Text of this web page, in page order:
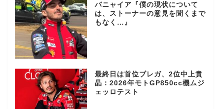
バニャイア『僕の現状について
は、ストーナーの意見を聞くまで
もなく…』
最終日は首位ブレガ、2位中上貴
晶：2026年モトGP850cc機ムジ
ェッロテスト